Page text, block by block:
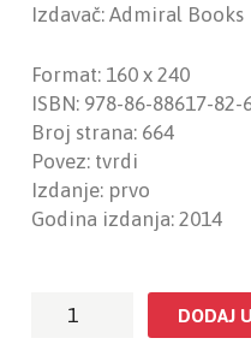
Izdavač: Admiral Books
Format: 160 x 240
ISBN: 978-86-88617-82-
Broj strana: 664
Povez: tvrdi
Izdanje: prvo
Godina izdanja: 2014
Selindžer
DODAJ